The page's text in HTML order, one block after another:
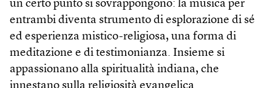
un certo punto si sovrappongono: la musica per
entrambi diventa strumento di esplorazione di sé
ed esperienza mistico-religiosa, una forma di
meditazione e di testimonianza. Insieme si
appassionano alla spiritualità indiana, che